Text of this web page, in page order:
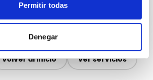
Permitir todas
Denegar
Volver al inicio Ver servicios